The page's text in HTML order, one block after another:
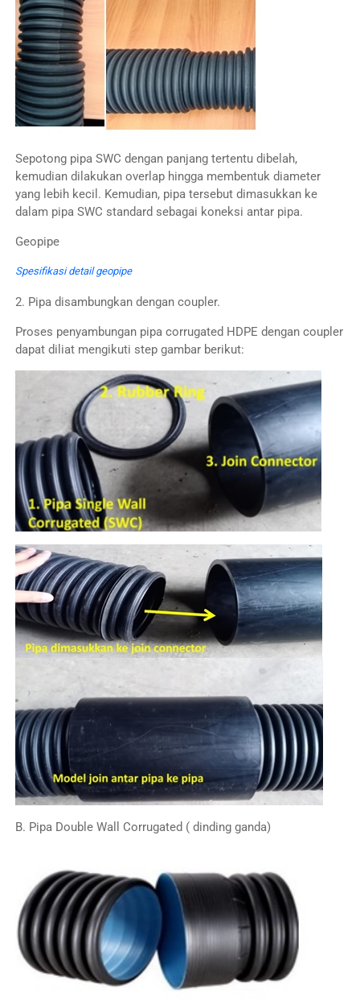
Sepotong pipa SWC dengan panjang tertentu dibelah,
kemudian dilakukan overlap hingga membentuk diameter
yang lebih kecil. Kemudian, pipa tersebut dimasukkan ke
dalam pipa SWC standard sebagai koneksi antar pipa.
Geopipe
Spesifikasi detail geopipe
2. Pipa disambungkan dengan coupler.
Proses penyambungan pipa corrugated HDPE dengan coupler
dapat diliat mengikuti step gambar berikut:
B. Pipa Double Wall Corrugated ( dinding ganda)